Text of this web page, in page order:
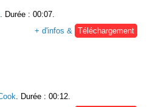
. Durée : 00:07.
+ d'infos & Téléchargement
. Durée : 00:12.